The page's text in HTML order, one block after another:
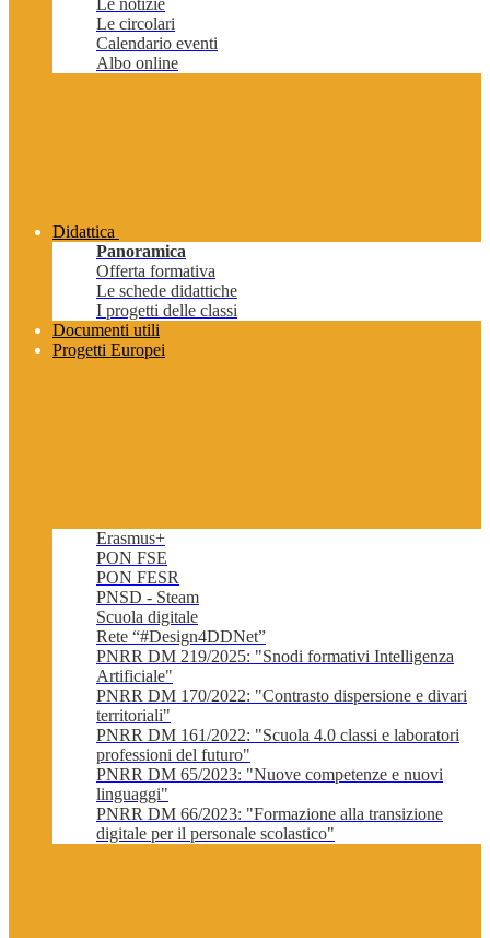
Le notizie
Le circolari
Calendario eventi
Albo online
Didattica
Panoramica
Offerta formativa
Le schede didattiche
I progetti delle classi
Documenti utili
Progetti Europei
Erasmus+
PON FSE
PON FESR
PNSD - Steam
Scuola digitale
Rete “#Design4DDNet”
PNRR DM 219/2025: "Snodi formativi Intelligenza
Artificiale"
PNRR DM 170/2022: "Contrasto dispersione e divari
territoriali"
PNRR DM 161/2022: "Scuola 4.0 classi e laboratori
professioni del futuro"
PNRR DM 65/2023: "Nuove competenze e nuovi
linguaggi"
PNRR DM 66/2023: "Formazione alla transizione
digitale per il personale scolastico"